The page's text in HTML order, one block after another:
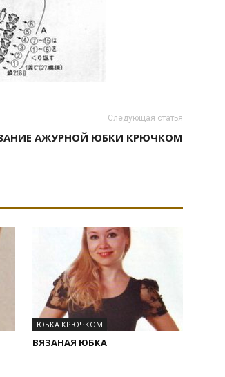
Следующая статья
АЖУРНОЙ ЮБКИ КРЮЧКОМ
ЮБКА КРЮЧКОМ
ВЯЗАНАЯ ЮБКА